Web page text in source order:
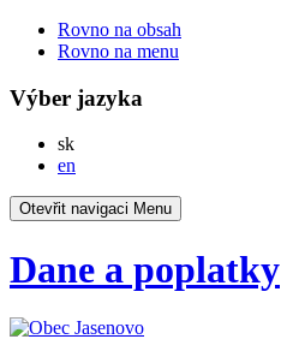
Rovno na obsah
Rovno na menu
Výber jazyka
skSlovensky
en
Otevřit navigaci Menu
Dane a poplatky